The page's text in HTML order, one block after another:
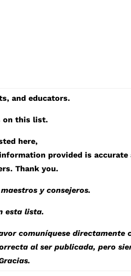
and educators.
on this list.
here,
provided is accurate
Thank you.
y consejeros.
esta lista.
comuníquese directamente
al ser publicada, pero